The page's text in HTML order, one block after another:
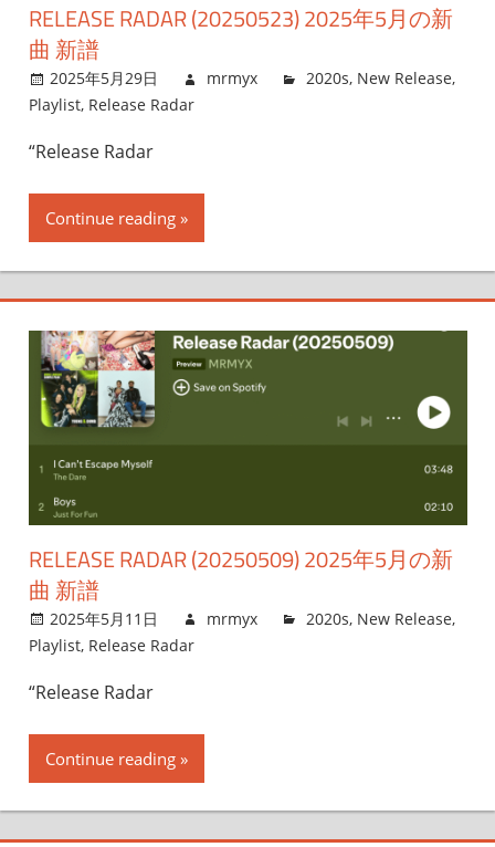
RELEASE RADAR (20250523) 2025年5月の新
曲 新譜
2025年5月29日 mrmyx 2020s, New Release,
Playlist, Release Radar
“Release Radar
Continue reading
RELEASE RADAR (20250509) 2025年5月の新
曲 新譜
2025年5月11日 mrmyx 2020s, New Release,
Playlist, Release Radar
“Release Radar
Continue reading